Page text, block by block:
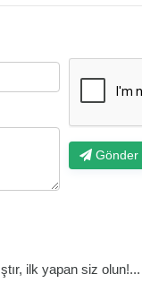
Gönder
ilk yapan siz olun!...